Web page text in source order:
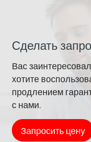
Сделать
Вас
хотите
продлением
с нами.
Запросить цену